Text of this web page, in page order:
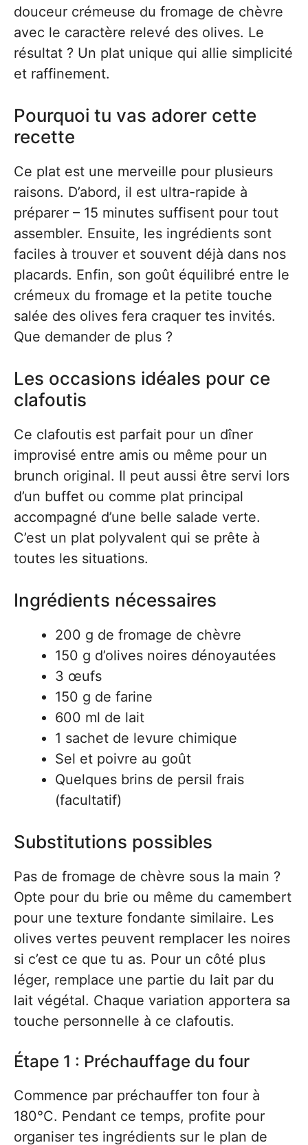
douceur crémeuse du fromage de chèvre
avec le caractère relevé des olives. Le
résultat ? Un plat unique qui allie simplicité
et raffinement.
Pourquoi tu vas adorer cette
recette
Ce plat est une merveille pour plusieurs
raisons. D’abord, il est ultra-rapide à
préparer – 15 minutes suffisent pour tout
assembler. Ensuite, les ingrédients sont
faciles à trouver et souvent déjà dans nos
placards. Enfin, son goût équilibré entre le
crémeux du fromage et la petite touche
salée des olives fera craquer tes invités.
Que demander de plus ?
Les occasions idéales pour ce
clafoutis
Ce clafoutis est parfait pour un dîner
improvisé entre amis ou même pour un
brunch original. Il peut aussi être servi lors
d’un buffet ou comme plat principal
accompagné d’une belle salade verte.
C’est un plat polyvalent qui se prête à
toutes les situations.
Ingrédients nécessaires
200 g de fromage de chèvre
150 g d’olives noires dénoyautées
3 œufs
150 g de farine
600 ml de lait
1 sachet de levure chimique
Sel et poivre au goût
Quelques brins de persil frais
(facultatif)
Substitutions possibles
Pas de fromage de chèvre sous la main ?
Opte pour du brie ou même du camembert
pour une texture fondante similaire. Les
olives vertes peuvent remplacer les noires
si c’est ce que tu as. Pour un côté plus
léger, remplace une partie du lait par du
lait végétal. Chaque variation apportera sa
touche personnelle à ce clafoutis.
Étape 1 : Préchauffage du four
Commence par préchauffer ton four à
180°C. Pendant ce temps, profite pour
organiser tes ingrédients sur le plan de